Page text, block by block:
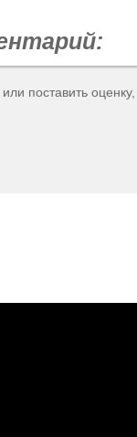
поставить